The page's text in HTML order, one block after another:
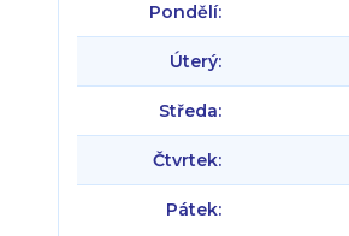
Pondělí:
Úterý:
Středa:
Čtvrtek:
Pátek: